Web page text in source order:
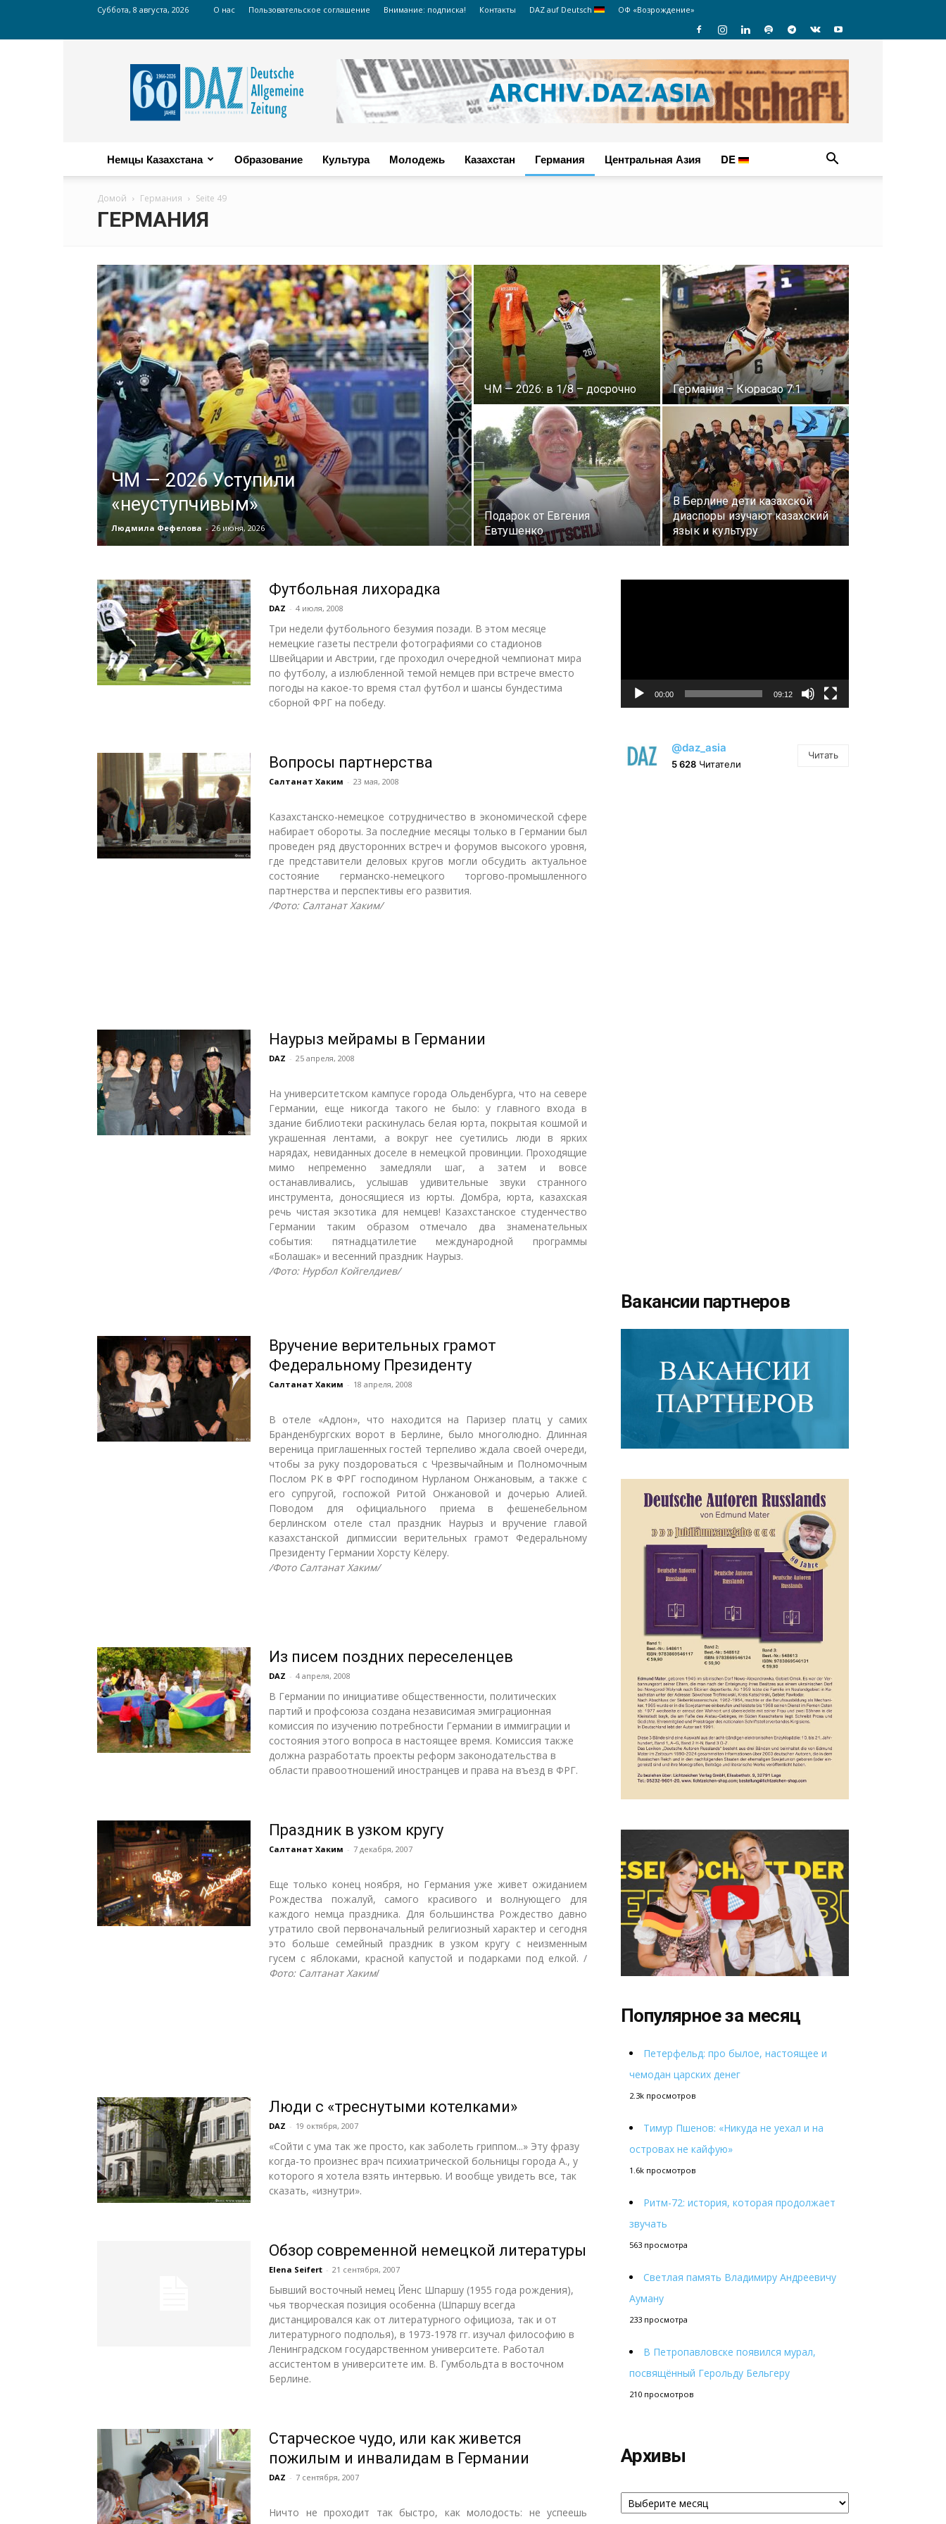
Суббота, 8 августа, 2026 О нас Пользовательское соглашение Внимание: подписка! Контакты DAZ auf Deutsch ОФ «Возрождение»
Russian
DAZ
Немцы Казахстана Образование Культура Молодежь Казахстан Германия Центральная Азия DE
Домой Германия Seite 49
ГЕРМАНИЯ
ЧМ — 2026 Уступили
«неуступчивым»
Людмила Фефелова - 26 июня, 2026
ЧМ — 2026: в 1/8 – досрочно Германия – Кюрасао 7:1
Подарок от Евгения
Евтушенко
В Берлине дети казахской
диаспоры изучают казахский
язык и культуру
Футбольная лихорадка
DAZ - 4 июля, 2008
Три недели футбольного безумия позади. В этом месяце
немецкие газеты пестрели фотографиями со стадионов
Швейцарии и Австрии, где проходил очередной чемпионат мира
по футболу, а излюбленной темой немцев при встрече вместо
погоды на какое-то время стал футбол и шансы бундестима
сборной ФРГ на победу.
Вопросы партнерства
Салтанат Хаким - 23 мая, 2008
Казахстанско-немецкое сотрудничество в экономической сфере
набирает обороты. За последние месяцы только в Германии был
проведен ряд двусторонних встреч и форумов высокого уровня,
где представители деловых кругов могли обсудить актуальное
состояние германско-немецкого торгово-промышленного
партнерства и перспективы его развития.
/Фото: Салтанат Хаким/
Наурыз мейрамы в Германии
DAZ - 25 апреля, 2008
На университетском кампусе города Ольденбурга, что на севере
Германии, еще никогда такого не было: у главного входа в
здание библиотеки раскинулась белая юрта, покрытая кошмой и
украшенная лентами, а вокруг нее суетились люди в ярких
нарядах, невиданных доселе в немецкой провинции. Проходящие
мимо непременно замедляли шаг, а затем и вовсе
останавливались, услышав удивительные звуки странного
инструмента, доносящиеся из юрты. Домбра, юрта, казахская
речь чистая экзотика для немцев! Казахстанское студенчество
Германии таким образом отмечало два знаменательных
события: пятнадцатилетие международной программы
«Болашак» и весенний праздник Наурыз.
/Фото: Нурбол Койгелдиев/
Вручение верительных грамот
Федеральному Президенту
Салтанат Хаким - 18 апреля, 2008
В отеле «Адлон», что находится на Паризер платц у самих
Бранденбургских ворот в Берлине, было многолюдно. Длинная
вереница приглашенных гостей терпеливо ждала своей очереди,
чтобы за руку поздороваться с Чрезвычайным и Полномочным
Послом РК в ФРГ господином Нурланом Онжановым, а также с
его супругой, госпожой Ритой Онжановой и дочерью Алией.
Поводом для официального приема в фешенебельном
берлинском отеле стал праздник Наурыз и вручение главой
казахстанской дипмиссии верительных грамот Федеральному
Президенту Германии Хорсту Кёлеру.
/Фото Салтанат Хаким/
Из писем поздних переселенцев
DAZ - 4 апреля, 2008
В Германии по инициативе общественности, политических
партий и профсоюза создана независимая эмиграционная
комиссия по изучению потребности Германии в иммиграции и
состояния этого вопроса в настоящее время. Комиссия также
должна разработать проекты реформ законодательства в
области правоотношений иностранцев и права на въезд в ФРГ.
Праздник в узком кругу
Салтанат Хаким - 7 декабря, 2007
Еще только конец ноября, но Германия уже живет ожиданием
Рождества пожалуй, самого красивого и волнующего для
каждого немца праздника. Для большинства Рождество давно
утратило свой первоначальный религиозный характер и сегодня
это больше семейный праздник в узком кругу с неизменным
гусем с яблоками, красной капустой и подарками под елкой. /
Фото: Салтанат Хаким/
Люди с «треснутыми котелками»
DAZ - 19 октября, 2007
«Сойти с ума так же просто, как заболеть гриппом...» Эту фразу
когда-то произнес врач психиатрической больницы города А., у
которого я хотела взять интервью. И вообще увидеть все, так
сказать, «изнутри».
Обзор современной немецкой литературы
Elena Seifert - 21 сентября, 2007
Бывший восточный немец Йенс Шпаршу (1955 года рождения),
чья творческая позиция особенна (Шпаршу всегда
дистанцировался как от литературного официоза, так и от
литературного подполья), в 1973-1978 гг. изучал философию в
Ленинградском государственном университете. Работал
ассистентом в университете им. В. Гумбольдта в восточном
Берлине.
Старческое чудо, или как живется
пожилым и инвалидам в Германии
DAZ - 7 сентября, 2007
Ничто не проходит так быстро, как молодость: не успеешь
00:00 09:12
@daz_asia
5 628 Читатели
Читать
Вакансии партнеров
Популярное за месяц
Петерфельд: про былое, настоящее и
чемодан царских денег
2.3k просмотров
Тимур Пшенов: «Никуда не уехал и на
островах не кайфую»
1.6k просмотров
Ритм-72: история, которая продолжает
звучать
563 просмотра
Светлая память Владимиру Андреевичу
Ауману
233 просмотра
В Петропавловске появился мурал,
посвящённый Герольду Бельгеру
210 просмотров
Архивы
Архивы